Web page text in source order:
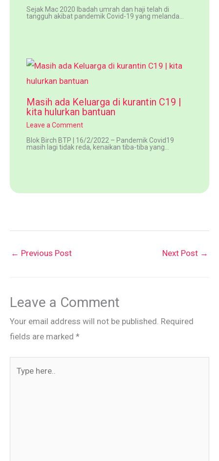
Sejak Mac 2020 Ibadah umrah dan haji telah di
tangguh akibat pandemik Covid-19 yang melanda…
Masih ada Keluarga di kurantin C19 |
kita hulurkan bantuan
Leave a Comment
Blok Birch BTP | 16/2/2022 – Pandemik Covid19
masih lagi tidak reda, kenaikan tiba-tiba yang…
← Previous Post Next Post →
Leave a Comment
Your email address will not be published. Required
fields are marked *